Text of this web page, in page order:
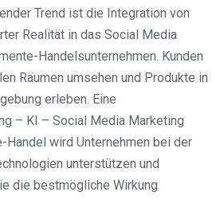
Trend ist die Integration von
Realität in das Social Media
Handelsunternehmen. Kunden
Räumen umsehen und Produkte in
erleben. Eine
– KI – Social Media Marketing
Handel wird Unternehmen bei der
unterstützen und
die bestmögliche Wirkung